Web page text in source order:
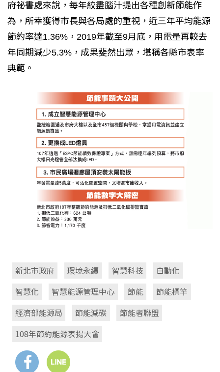
府祕書處來說，每年絞盡腦汁提出各種創新節能作
為，所幸獲得市長與各局處的重視，近三年平均能源
節約率達1.36%，2019年截至9月底，用電量再較去
年同期減少5.3%，成果斐然出眾，堪稱各縣市表率
典範。
新北市政府 環境永續 智慧科技
自動化
智慧化
智慧能源管理中心 節能
節能標竿
經濟部能源局
節能減碳
節能者聯盟
108年節約能源表揚大會